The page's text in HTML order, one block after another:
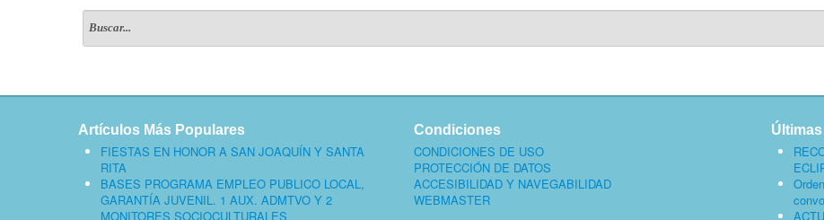
Artículos Más Populares
FIESTAS EN HONOR A SAN JOAQUÍN Y SANTA
RITA
BASES PROGRAMA EMPLEO PUBLICO LOCAL,
GARANTÍA JUVENIL. 1 AUX. ADMTVO Y 2
MONITORES SOCIOCULTURALES
Condiciones
CONDICIONES DE USO
PROTECCIÓN DE DATOS
ACCESIBILIDAD Y NAVEGABILIDAD
WEBMASTER